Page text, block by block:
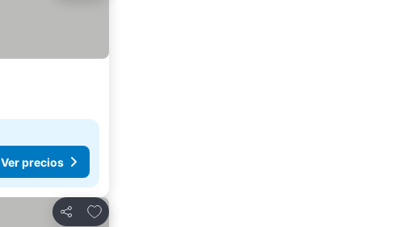
Ver precios
Compartir
Añadir a favoritos